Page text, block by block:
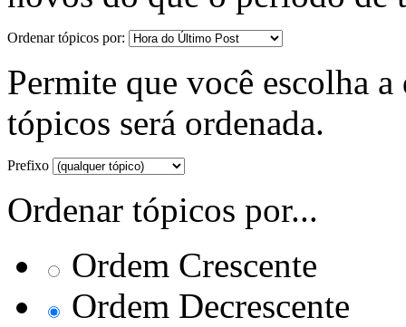
Ordenar tópicos por:
Permite que você escolha
tópicos será ordenada.
Prefixo
Ordenar tópicos por...
Ordem Crescente
Ordem Decrescente